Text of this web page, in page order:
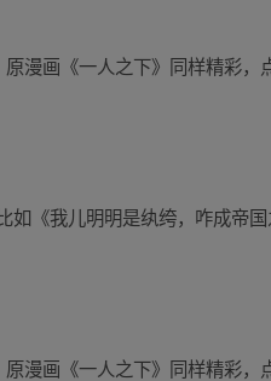
漫画《一人之下》同样精彩，
如《我儿明明是纨绔，咋成帝
漫画《一人之下》同样精彩，